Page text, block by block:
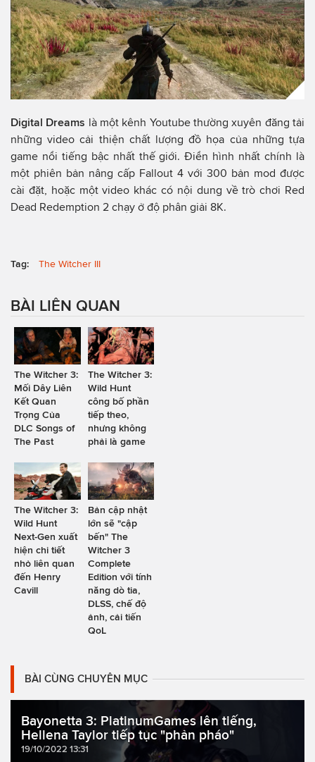
Digital Dreams là một kênh Youtube thường xuyên đăng tải
những video cải thiện chất lượng đồ họa của những tựa
game nổi tiếng bậc nhất thế giới. Điển hình nhất chính là
một phiên bản nâng cấp Fallout 4 với 300 bản mod được
cài đặt, hoặc một video khác có nội dung về trò chơi Red
Dead Redemption 2 chạy ở độ phân giải 8K.
Tag: The Witcher III
BÀI LIÊN QUAN
The Witcher 3:
Mối Dây Liên
Kết Quan
Trọng Của
DLC Songs of
The Past
The Witcher 3:
Wild Hunt
công bố phần
tiếp theo,
nhưng không
phải là game
The Witcher 3:
Wild Hunt
Next-Gen xuất
hiện chi tiết
nhỏ liên quan
đến Henry
Cavill
Bản cập nhật
lớn sẽ "cập
bến" The
Witcher 3
Complete
Edition với tính
năng dò tia,
DLSS, chế độ
ảnh, cải tiến
QoL
BÀI CÙNG CHUYÊN MỤC
Bayonetta 3: PlatinumGames lên tiếng,
Hellena Taylor tiếp tục "phản pháo"
19/10/2022 13:31